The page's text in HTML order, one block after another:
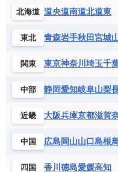
北海道 道央道南道北道東
東北 青森岩手秋田宮城
関東 東京神奈川 埼玉千
中部 静岡愛知岐阜山梨
近畿 大阪兵庫京都滋賀
中国 広島岡山山口島根
四国 香川 徳島愛媛高知